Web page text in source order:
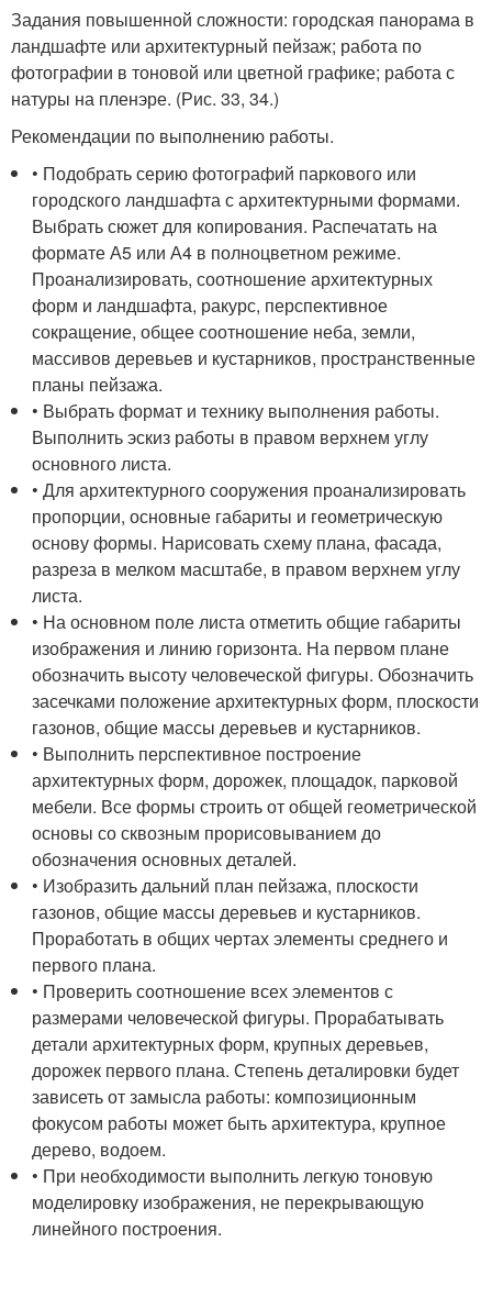
Задания повышенной сложности: городская панорама в
ландшафте или архитектурный пейзаж; работа по
фотографии в тоновой или цветной графике; работа с
натуры на пленэре. (Рис. 33, 34.)
Рекомендации по выполнению работы.
• Подобрать серию фотографий паркового или
городского ландшафта с архитектурными формами.
Выбрать сюжет для копирования. Распечатать на
формате А5 или А4 в полноцветном режиме.
Проанализировать, соотношение архитектурных
форм и ландшафта, ракурс, перспективное
сокращение, общее соотношение неба, земли,
массивов деревьев и кустарников, пространственные
планы пейзажа.
• Выбрать формат и технику выполнения работы.
Выполнить эскиз работы в правом верхнем углу
основного листа.
• Для архитектурного сооружения проанализировать
пропорции, основные габариты и геометрическую
основу формы. Нарисовать схему плана, фасада,
разреза в мелком масштабе, в правом верхнем углу
листа.
• На основном поле листа отметить общие габариты
изображения и линию горизонта. На первом плане
обозначить высоту человеческой фигуры. Обозначить
засечками положение архитектурных форм, плоскости
газонов, общие массы деревьев и кустарников.
• Выполнить перспективное построение
архитектурных форм, дорожек, площадок, парковой
мебели. Все формы строить от общей геометрической
основы со сквозным прорисовыванием до
обозначения основных деталей.
• Изобразить дальний план пейзажа, плоскости
газонов, общие массы деревьев и кустарников.
Проработать в общих чертах элементы среднего и
первого плана.
• Проверить соотношение всех элементов с
размерами человеческой фигуры. Прорабатывать
детали архитектурных форм, крупных деревьев,
дорожек первого плана. Степень деталировки будет
зависеть от замысла работы: композиционным
фокусом работы может быть архитектура, крупное
дерево, водоем.
• При необходимости выполнить легкую тоновую
моделировку изображения, не перекрывающую
линейного построения.